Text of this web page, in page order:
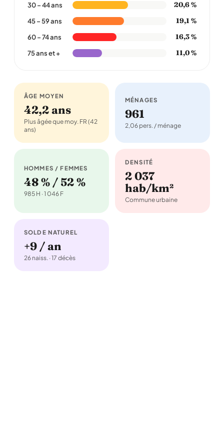
30 – 44 ans 20,6 %
45 – 59 ans 19,1 %
60 – 74 ans 16,3 %
75 ans et + 11,0 %
ÂGE MOYEN
42,2 ans
Plus âgée que moy. FR (42
ans)
MÉNAGES
961
2,06 pers. / ménage
HOMMES / FEMMES
48 % / 52 %
985 H · 1 046 F
DENSITÉ
2 037
hab/km²
Commune urbaine
SOLDE NATUREL
+9 / an
26 naiss. · 17 décès